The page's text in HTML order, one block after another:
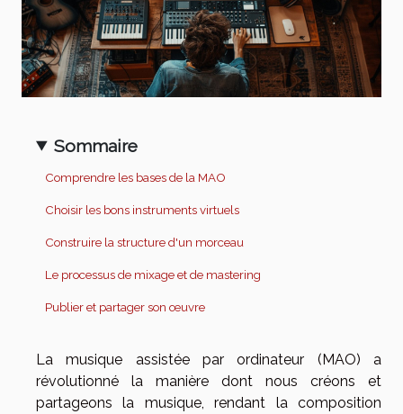
Sommaire
Comprendre les bases de la MAO
Choisir les bons instruments virtuels
Construire la structure d'un morceau
Le processus de mixage et de mastering
Publier et partager son œuvre
La musique assistée par ordinateur (MAO) a
révolutionné la manière dont nous créons et
partageons la musique, rendant la composition